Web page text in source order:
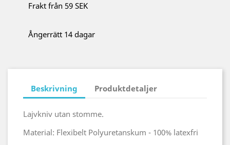
Frakt från 59 SEK
Ångerrätt 14 dagar
Beskrivning Produktdetaljer
Lajvkniv utan stomme.
Material: Flexibelt Polyuretanskum - 100% latexfri